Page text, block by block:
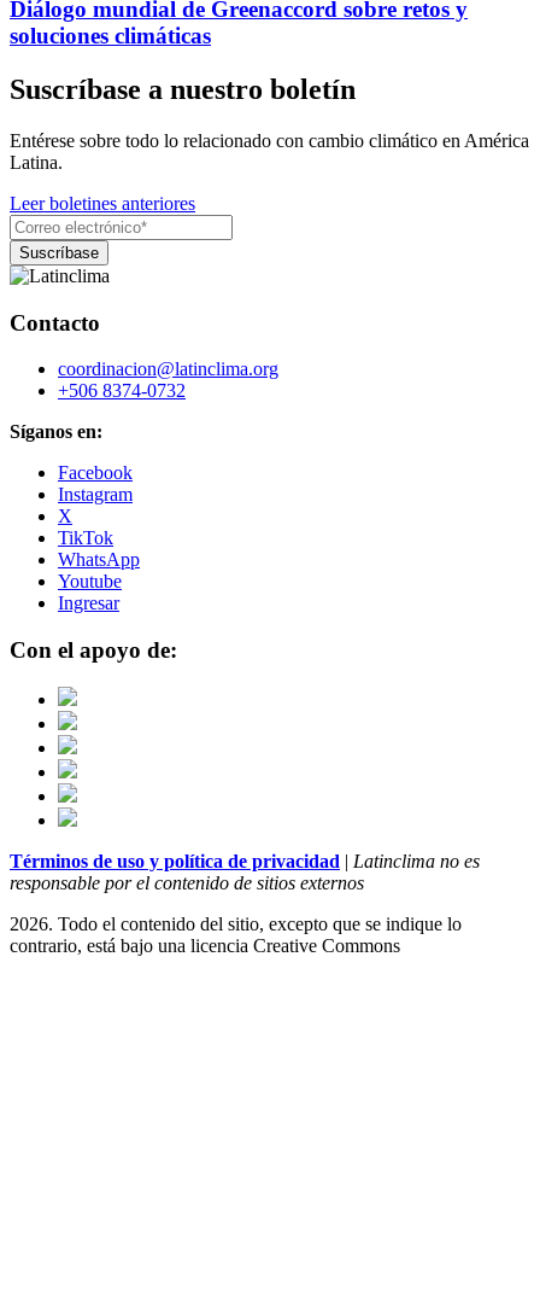
Diálogo mundial de Greenaccord sobre retos y
soluciones climáticas
Suscríbase a nuestro boletín
Entérese sobre todo lo relacionado con cambio climático en América
Latina.
Leer boletines anteriores
Contacto
coordinacion@latinclima.org
+506 8374-0732
Síganos en:
Facebook
Instagram
X
TikTok
WhatsApp
Youtube
Ingresar
Con el apoyo de:
Términos de uso y política de privacidad | Latinclima no es
responsable por el contenido de sitios externos
2026. Todo el contenido del sitio, excepto que se indique lo
contrario, está bajo una licencia Creative Commons